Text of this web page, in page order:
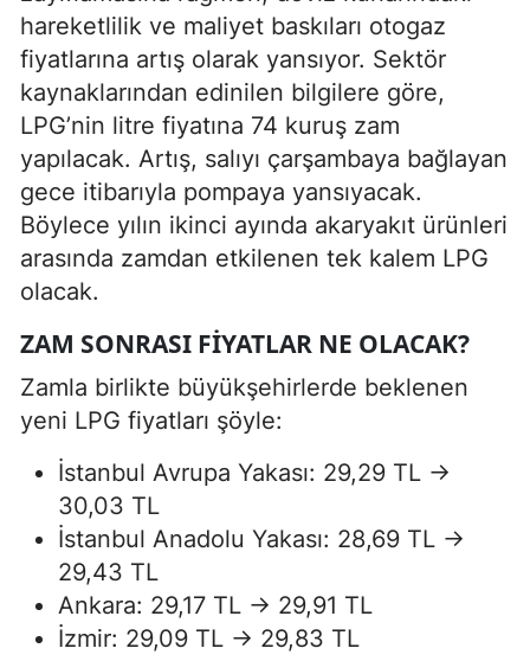
hareketlilik ve maliyet baskıları otogaz
fiyatlarına artış olarak yansıyor. Sektör
kaynaklarından edinilen bilgilere göre,
LPG’nin litre fiyatına 74 kuruş zam
yapılacak. Artış, salıyı çarşambaya bağlayan
gece itibarıyla pompaya yansıyacak.
Böylece yılın ikinci ayında akaryakıt ürünleri
arasında zamdan etkilenen tek kalem LPG
olacak.
ZAM SONRASI FIYATLAR NE OLACAK?
Zamla birlikte büyükşehirlerde beklenen
yeni LPG fiyatları şöyle:
İstanbul Avrupa Yakası: 29,29 TL →
30,03 TL
İstanbul Anadolu Yakası: 28,69 TL →
29,43 TL
Ankara: 29,17 TL → 29,91 TL
İzmir: 29,09 TL → 29,83 TL